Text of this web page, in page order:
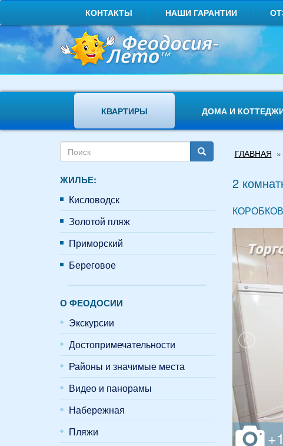
основному
содержанию
КОНТАКТЫ НАШИ ГАРАНТИИ
КВАРТИРЫ ДОМА И
Форма
поиска
ЖИЛЬЕ:
Кисловодск
Золотой пляж
Приморский
Береговое
О ФЕОДОСИИ
Экскурсии
Достопримечательности
Районы и значимые места
Видео и панорамы
Набережная
Пляжи
здесь
ГЛАВНАЯ »
2